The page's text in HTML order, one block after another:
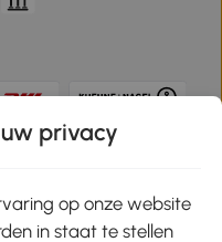
privacy
op onze website
in staat te stellen